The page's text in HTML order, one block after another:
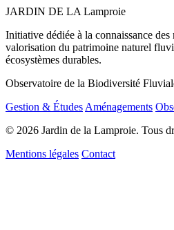
JARDIN DE LA Lamproie
Initiative dédiée à la connaissance
valorisation du patrimoine naturel
écosystèmes durables.
Observatoire de la Biodiversité
Gestion & Études Aménagements
© 2026 Jardin de la Lamproie. Tous
Mentions légales Contact